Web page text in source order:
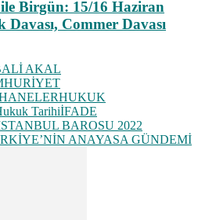
Birgün: 15/16 Haziran
Davası, Commer Davası
AKAL
HUKUK
TarihiİFADE
BAROSU 2022
ANAYASA GÜNDEMİ